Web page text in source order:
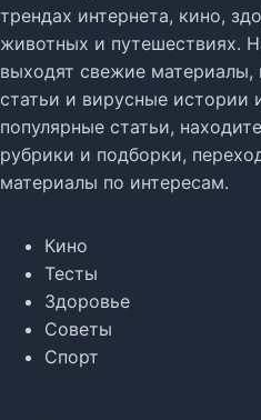
трендах интернета, кино,
животных и путешествиях.
выходят свежие материалы,
статьи и вирусные истории
популярные статьи,
рубрики и подборки,
материалы по интересам.
Кино
Тесты
Здоровье
Советы
Спорт